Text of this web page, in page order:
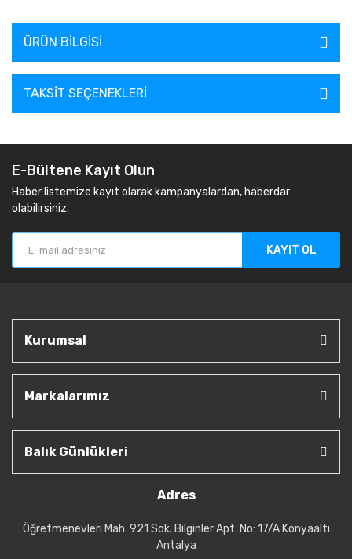
ÜRÜN BILGISI
TAKSIT SEÇENEKLERI
E-Bültene Kayıt Olun
Haber listemize kayıt olarak kampanyalardan, haberdar
olabilirsiniz.
KAYIT OL
Kurumsal
Markalarımız
Balık Günlükleri
Adres
Öğretmenevleri Mah. 921 Sok. Bilginler Apt. No: 17/A Konyaaltı
Antalya